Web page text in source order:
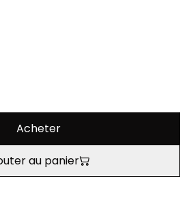
Acheter
au panier